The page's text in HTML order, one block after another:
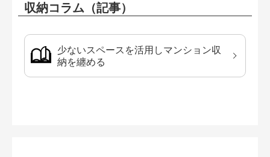
収納コラム（記事）
少ないスペースを活用しマンション収
納を纏める